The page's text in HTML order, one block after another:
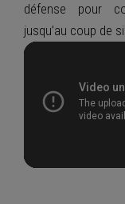
défense pour
jusqu’au coup de